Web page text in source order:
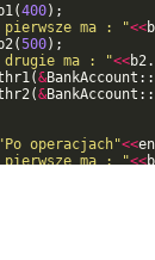
b1 (400) ;
pierwsze ma : "<<
b2 (500) ;
drugie ma : "<<b2 .
(&BankAccount ::
(&BankAccount ::
"Po operacjach"<<
pierwsze ma : "<<